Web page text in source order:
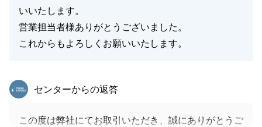
いいたします。
営業担当者様ありがとうございました。
これからもよろしくお願いいたします。
東急リバブル
センターからの返答
この度は弊社にてお取引いただき、誠にありがとうご